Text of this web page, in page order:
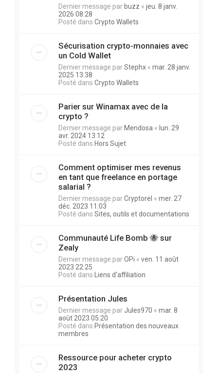
Dernier message parbuzz « jeu. 8 janv.
2026 08:28
Posté dans Crypto Wallets
Sécurisation crypto-monnaies avec
un Cold Wallet
Dernier message parStephx « mar. 28 janv.
2025 13:38
Posté dans Crypto Wallets
Parier sur Winamax avec de la
crypto ?
Dernier message parMendosa « lun. 29
avr. 2024 13:12
Posté dans Hors Sujet
Comment optimiser mes revenus
en tant que freelance en portage
salarial ?
Dernier message parCryptorel « mer. 27
déc. 2023 11:03
Posté dans Sites, outils et documentations
Communauté Life Bomb 🐝 sur
Zealy
Dernier message parOPi « ven. 11 août
2023 22:25
Posté dans Liens d'affiliation
Présentation Jules
Dernier message par Jules970 « mar. 8
août 2023 05:20
Posté dans Présentation des nouveaux
membres
Ressource pour acheter crypto
2023